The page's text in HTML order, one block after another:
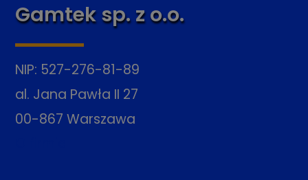
Gamtek sp. z o.o.
NIP: 527-276-81-89
al. Jana Pawła II 27
00-867 Warszawa